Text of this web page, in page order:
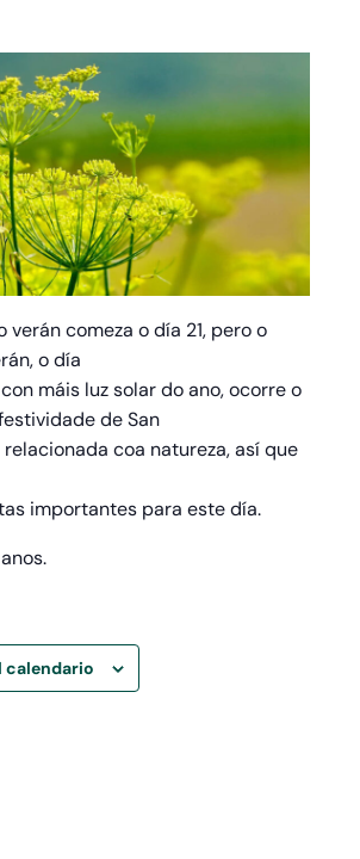
verán comeza o día 21, pero o
o día
máis luz solar do ano, ocorre o
de San
coa natureza, así que
importantes para este día.
calendario